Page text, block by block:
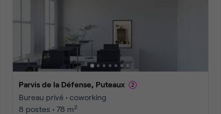
Parvis de la Défense, Puteaux
Bureau privé • coworking
8 postes • 78 m2